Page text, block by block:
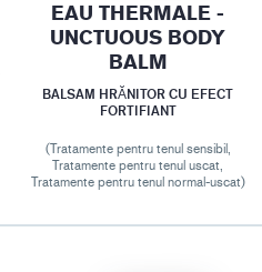
EAU THERMALE -
UNCTUOUS BODY
BALM
BALSAM HRĂNITOR CU EFECT
FORTIFIANT
(Tratamente pentru tenul sensibil,
Tratamente pentru tenul uscat,
Tratamente pentru tenul normal-uscat)